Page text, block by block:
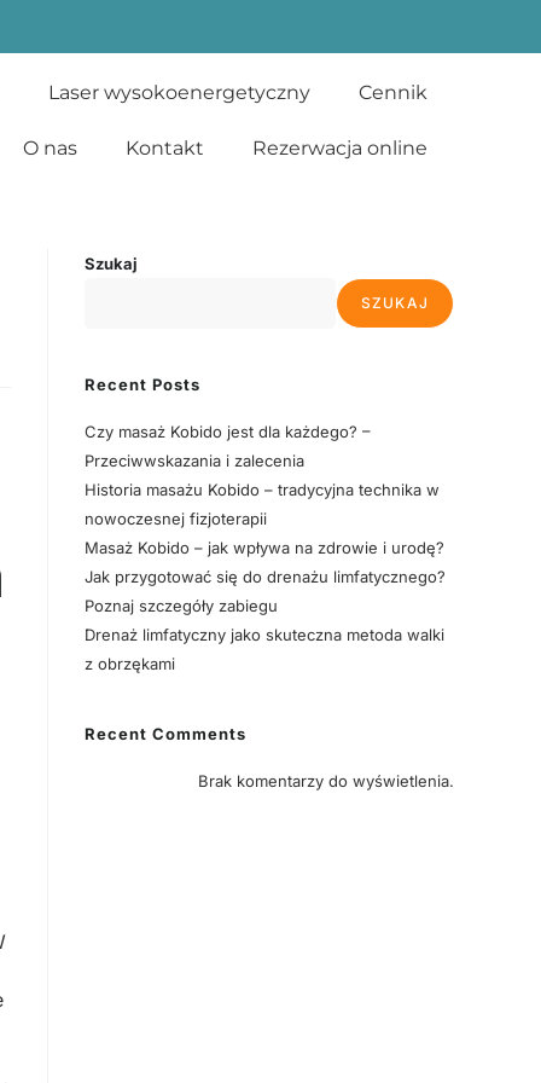
Laser wysokoenergetyczny Cennik
O nas Kontakt Rezerwacja online
Szukaj
SZUKAJ
Recent Posts
Czy masaż Kobido jest dla każdego? –
Przeciwwskazania i zalecenia
Historia masażu Kobido – tradycyjna technika w
nowoczesnej fizjoterapii
Masaż Kobido – jak wpływa na zdrowie i urodę?
Jak przygotować się do drenażu limfatycznego?
Poznaj szczegóły zabiegu
Drenaż limfatyczny jako skuteczna metoda walki
z obrzękami
Recent Comments
Brak komentarzy do wyświetlenia.